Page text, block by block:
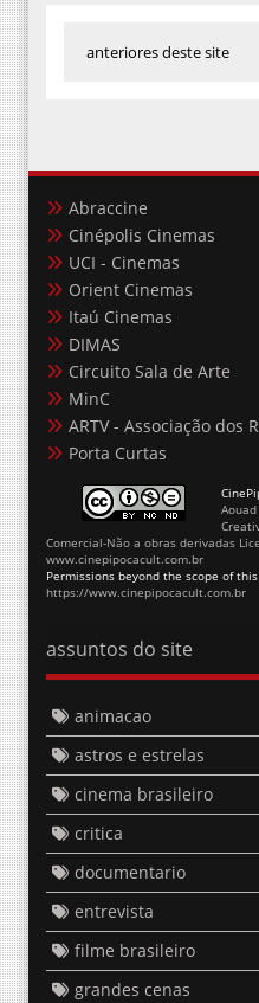
Abraccine
Cinépolis Cinemas
UCI - Cinemas
Orient Cinemas
Itaú Cinemas
DIMAS
Circuito Sala de Arte
MinC
ARTV - Associação dos
Porta Curtas
Comercial-Não a obras derivadas
www.cinepipocacult.com.br
Permissions beyond the scope of
https://www.cinepipocacult.com.br
assuntos do site
animacao
astros e estrelas
cinema brasileiro
critica
documentario
entrevista
filme brasileiro
grandes cenas